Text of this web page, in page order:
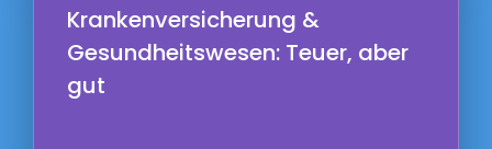
Krankenversicherung &
Gesundheitswesen: Teuer, aber
gut